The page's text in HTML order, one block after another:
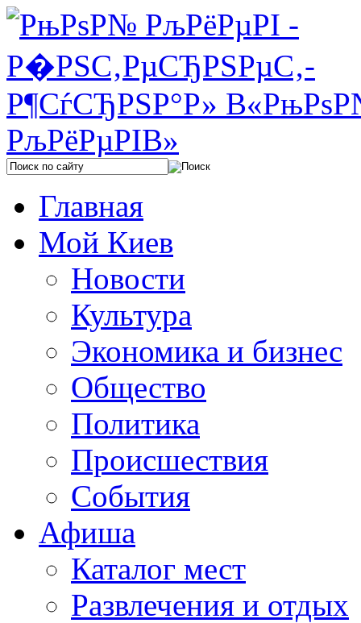
Главная
Мой Киев
Новости
Культура
Экономика и бизнес
Общество
Политика
Происшествия
События
Афиша
Каталог мест
Развлечения и отдых